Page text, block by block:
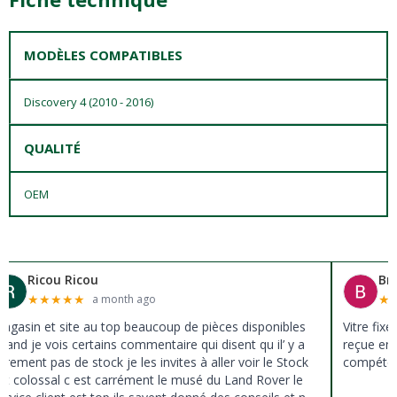
MODÈLES COMPATIBLES
Discovery 4 (2010 - 2016)
QUALITÉ
OEM
Ricou Ricou
★★★★★ a month ago
et site au top beaucoup de pièces disponibles
je vois certains commentaire qui disent qu il’ y a
pas de stock je les invites à aller voir le Stock
colossal c est carrément le musé du Land Rover le
★
Vitre
reçue